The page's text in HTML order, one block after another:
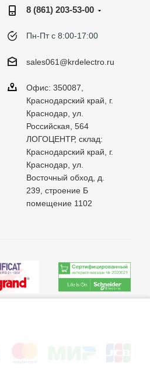
8 (861) 203-53-00
Пн-Пт с 8:00-17:00
sales061@krdelectro.ru
Офис: 350087,
Краснодарский край, г.
Краснодар, ул.
Российская, 564
ЛОГОЦЕНТР, склад:
Краснодарский край, г.
Краснодар, ул.
Восточный обход, д.
239, строение Б
помещение 1102